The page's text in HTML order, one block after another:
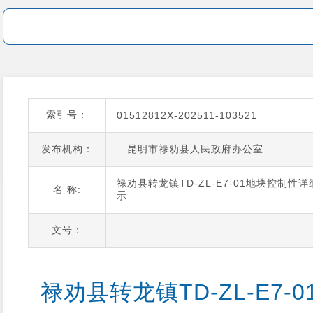
索引号： 01512812X-202511-103521
发布机构： 昆明市禄劝县人民政府办公室
名 称:
禄劝县转龙镇TD-ZL-E7-01地块控制性详
示
文号：
禄劝县转龙镇TD-ZL-E7-